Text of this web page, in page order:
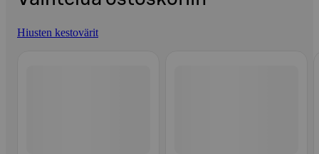
Hiusten kestovärit